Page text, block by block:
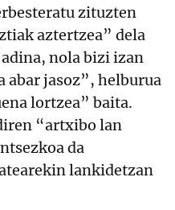
zituzten
aztertzea” dela
nola bizi izan
abar jasoz”, helburua
lortzea” baita.
“artxibo lan
da
lankidetzan